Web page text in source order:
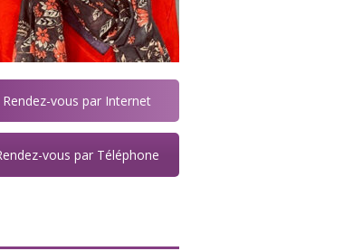
Rendez-vous par Internet
vous par Téléphone